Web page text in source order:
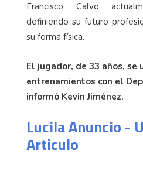
Francisco Calvo
definiendo su futuro
su forma física.
El jugador, de 33 años, se
entrenamientos con el
informó Kevin Jiménez.
Lucila Anuncio -
Articulo